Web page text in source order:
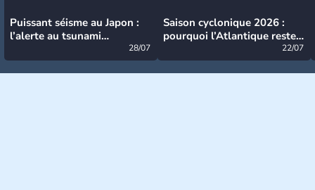
Puissant séisme au Japon :
l’alerte au tsunami
28/07
Saison cyclonique 2026 :
pourquoi l’Atlantique reste
22/07